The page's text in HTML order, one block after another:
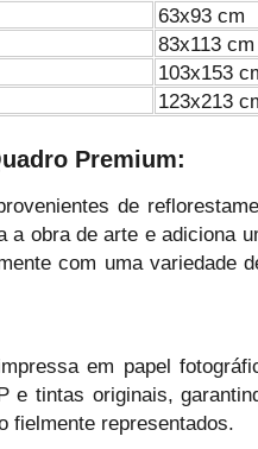
63x93 cm
83x113 cm
103x153
123x213
Premium:
de
obra de arte e adiciona
com uma variedade
em papel
e tintas originais,
fielmente representados.